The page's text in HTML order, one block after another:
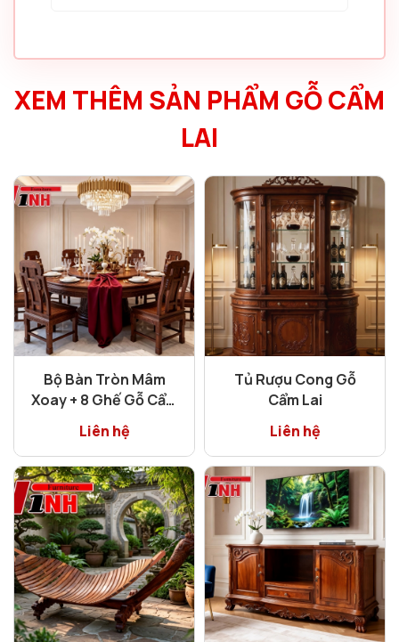
XEM THÊM SẢN PHẨM GỖ CẨM
LAI
Bộ Bàn Tròn Mâm
Xoay + 8 Ghế Gỗ Cẩm
Lai
Liên hệ
Tủ Rượu Cong Gỗ
Cẩm Lai
Liên hệ